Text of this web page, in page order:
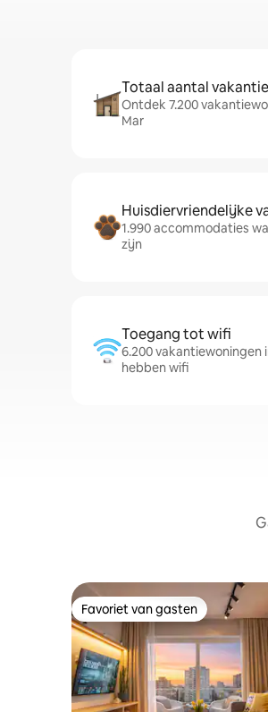
Totaal aantal
Ontdek 7.200
Mar
Huisdiervriendelijke
1.990 accommodaties
zijn
Toegang tot wifi
6.200 vakantiewoningen
hebben wifi
Favoriet van gasten
Favoriet van gasten